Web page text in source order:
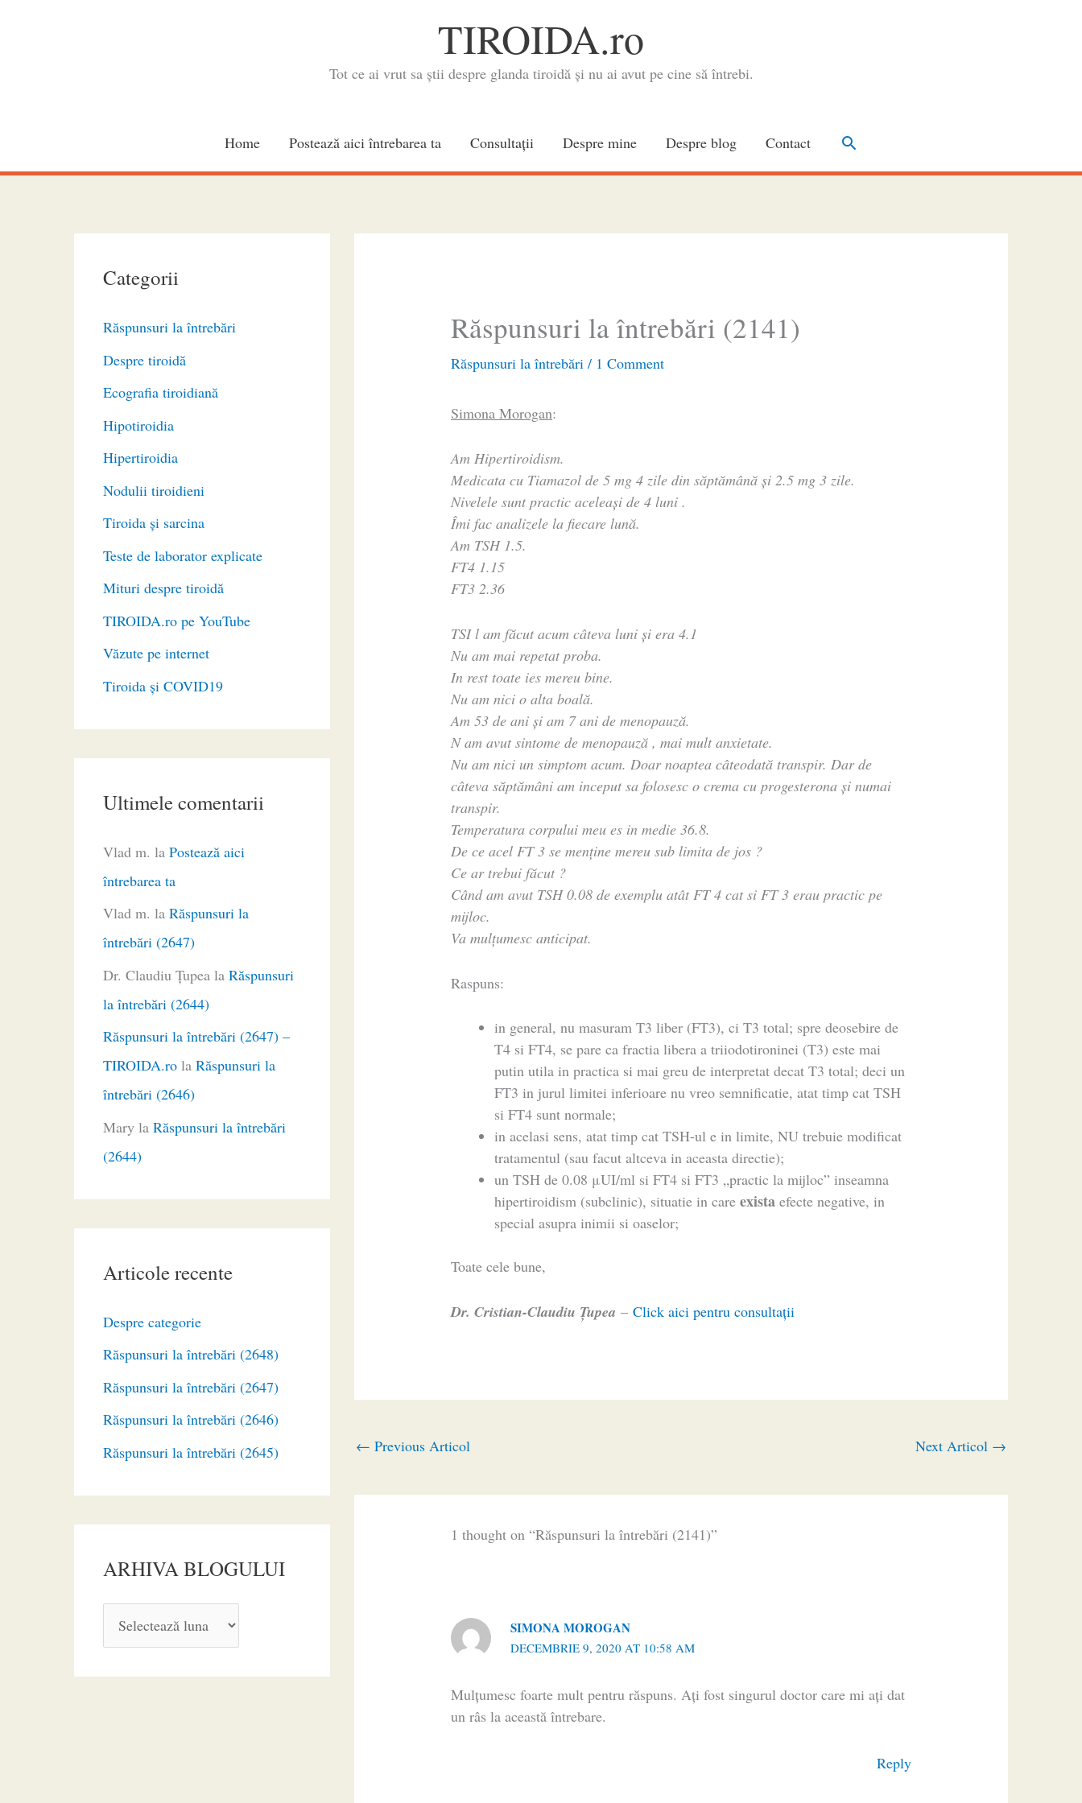
TIROIDA.ro
Tot ce ai vrut sa știi despre glanda tiroidă și nu ai avut pe cine să întrebi.
Home Postează aici întrebarea ta Consultaţii Despre mine Despre blog Contact Search
Categorii
Răspunsuri la întrebări
Despre tiroidă
Ecografia tiroidiană
Hipotiroidia
Hipertiroidia
Nodulii tiroidieni
Tiroida și sarcina
Teste de laborator explicate
Mituri despre tiroidă
TIROIDA.ro pe YouTube
Văzute pe internet
Tiroida și COVID19
Ultimele comentarii
Vlad m. la Postează aici
întrebarea ta
Vlad m. la Răspunsuri la
întrebări (2647)
Dr. Claudiu Ţupea la Răspunsuri
la întrebări (2644)
Răspunsuri la întrebări (2647) –
TIROIDA.ro la Răspunsuri la
întrebări (2646)
Mary la Răspunsuri la întrebări
(2644)
Articole recente
Despre categorie
Răspunsuri la întrebări (2648)
Răspunsuri la întrebări (2647)
Răspunsuri la întrebări (2646)
Răspunsuri la întrebări (2645)
ARHIVA BLOGULUI
R
H
Răspunsuri la întrebări (2141)
Răspunsuri la întrebări / 1 Comment
Simona Morogan:
Am Hipertiroidism.
Medicata cu Tiamazol de 5 mg 4 zile din săptămână și 2.5 mg 3 zile.
Nivelele sunt practic aceleași de 4 luni .
Îmi fac analizele la fiecare lună.
Am TSH 1.5.
FT4 1.15
FT3 2.36
TSI l am făcut acum câteva luni și era 4.1
Nu am mai repetat proba.
In rest toate ies mereu bine.
Nu am nici o alta boală.
Am 53 de ani și am 7 ani de menopauză.
N am avut sintome de menopauză , mai mult anxietate.
Nu am nici un simptom acum. Doar noaptea câteodată transpir. Dar de
câteva săptămâni am inceput sa folosesc o crema cu progesterona și numai
transpir.
Temperatura corpului meu es in medie 36.8.
De ce acel FT 3 se menține mereu sub limita de jos ?
Ce ar trebui făcut ?
Când am avut TSH 0.08 de exemplu atât FT 4 cat si FT 3 erau practic pe
mijloc.
Va mulțumesc anticipat.
Raspuns:
in general, nu masuram T3 liber (FT3), ci T3 total; spre deosebire de
T4 si FT4, se pare ca fractia libera a triiodotironinei (T3) este mai
putin utila in practica si mai greu de interpretat decat T3 total; deci un
FT3 in jurul limitei inferioare nu vreo semnificatie, atat timp cat TSH
si FT4 sunt normale;
in acelasi sens, atat timp cat TSH-ul e in limite, NU trebuie modificat
tratamentul (sau facut altceva in aceasta directie);
un TSH de 0.08 μUI/ml si FT4 si FT3 „practic la mijloc” inseamna
hipertiroidism (subclinic), situatie in careexista efecte negative, in
special asupra inimii si oaselor;
Toate cele bune,
Dr. Cristian-Claudiu Ţupea –Click aici pentru consultaţii
← Previous Articol Next Articol →
1 thought on “Răspunsuri la întrebări (2141)”
SIMONA MOROGAN
DECEMBRIE 9, 2020 AT 10:58 AM
Mulțumesc foarte mult pentru răspuns. Ați fost singurul doctor care mi ați dat
un râs la această întrebare.
Reply